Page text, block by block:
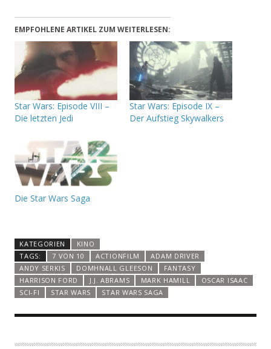
EMPFOHLENE ARTIKEL ZUM WEITERLESEN:
Star Wars: Episode VIII –
Die letzten Jedi
Star Wars: Episode IX –
Der Aufstieg Skywalkers
Die Star Wars Saga
KATEGORIEN
KINO
TAGS:
7 VON 10 ACTIONFILM
ADAM DRIVER
ANDY SERKIS
DOMHNALL GLEESON
FANTASY
HARRISON FORD
J.J. ABRAMS MARK HAMILL
OSCAR ISAAC
SCI-FI
STAR WARS STAR WARS SAGA